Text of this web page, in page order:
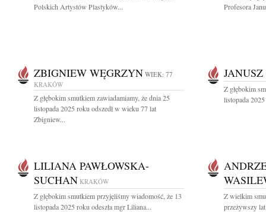
Polskich Artystów Plastyków...
Profesora
ZBIGNIEW WĘGRZYN WIEK: 77
KRAKÓW
Z głębokim smutkiem zawiadamiamy, że dnia 25
listopada 2025 roku odszedł w wieku 77 lat
Zbigniew...
Z głębokim
listopada
LILIANA PAWŁOWSKA-
SUCHAN KRAKÓW
Z głębokim smutkiem przyjęliśmy wiadomość, że 13
listopada 2025 roku odeszła mgr Liliana...
Z wielkim
przeżywszy